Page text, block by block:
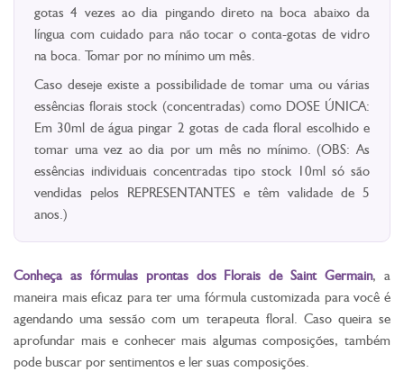
gotas 4 vezes ao dia pingando direto na boca abaixo da
língua com cuidado para não tocar o conta-gotas de vidro
na boca. Tomar por no mínimo um mês.
Caso deseje existe a possibilidade de tomar uma ou várias
essências florais stock (concentradas) como DOSE ÚNICA:
Em 30ml de água pingar 2 gotas de cada floral escolhido e
tomar uma vez ao dia por um mês no mínimo. (OBS: As
essências individuais concentradas tipo stock 10ml só são
vendidas pelos REPRESENTANTES e têm validade de 5
anos.)
Conheça as fórmulas prontas dos Florais de Saint Germain, a
maneira mais eficaz para ter uma fórmula customizada para você é
agendando uma sessão com um terapeuta floral. Caso queira se
aprofundar mais e conhecer mais algumas composições, também
pode buscar por sentimentos e ler suas composições.